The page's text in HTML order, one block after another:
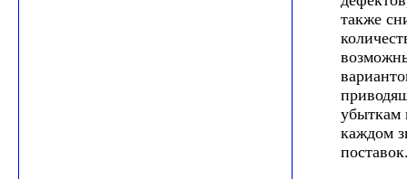
также
убыткам
каждом